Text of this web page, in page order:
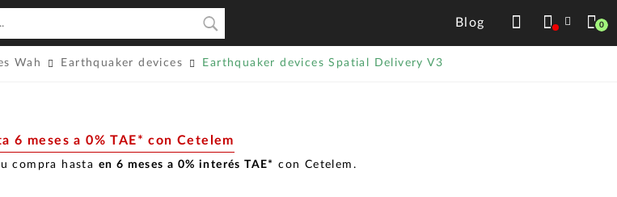
Blog 0
Wah Earthquaker devices Earthquaker devices Spatial Delivery V3
6 meses a 0% TAE* con Cetelem
compra hasta en 6 meses a 0% interés TAE* con Cetelem.